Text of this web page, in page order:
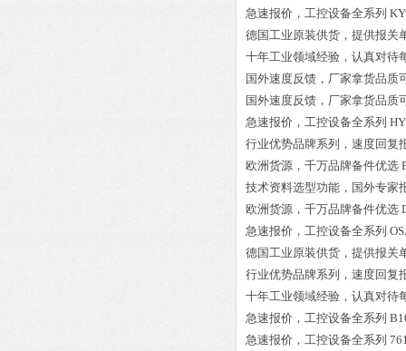
急速报价，工控设备全系列
德国工业原装供货，提供报关
十年工业领域经验，认真对待
国外速度反馈，厂家拿货品质
国外速度反馈，厂家拿货品质
急速报价，工控设备全系列
行业优势品牌系列，速度回复
欧洲货源，千万品牌备件优选
技术资料选型功能，国外专家
欧洲货源，千万品牌备件优选
急速报价，工控设备全系列
德国工业原装供货，提供报关
行业优势品牌系列，速度回复
十年工业领域经验，认真对待
急速报价，工控设备全系列
急速报价，工控设备全系列